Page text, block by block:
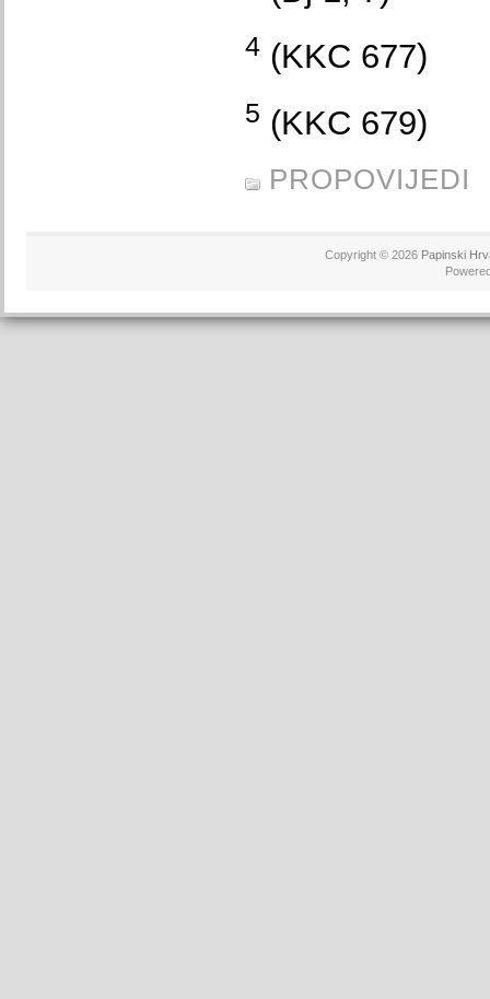
4 (KKC 677)
5 (KKC 679)
PROPOVIJEDI
Copyright © 2026 Papinski